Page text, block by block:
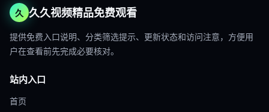
久 久久视频精品免费观看
提供免费入口说明、分类筛选提示、更新状态和访问注意，方便用
户在查看前先完成必要核对。
站内入口
首页